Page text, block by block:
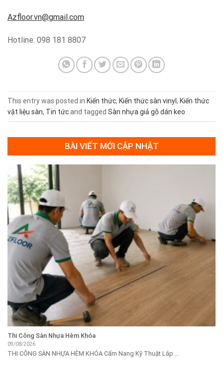
Azfloor.vn@gmail.com
Hotline: 098 181 8807
This entry was posted in Kiến thức, Kiến thức sàn vinyl, Kiến thức
vật liệu sàn, Tin tứcand tagged Sàn nhựa giả gỗ dán keo
BÀI VIẾT MỚI CẬP NHẬT
Thi Công Sàn Nhựa Hèm Khóa
09/08/2026
THI CÔNG SÀN NHỰA HÈM KHÓA Cẩm Nang Kỹ Thuật Lắp ...